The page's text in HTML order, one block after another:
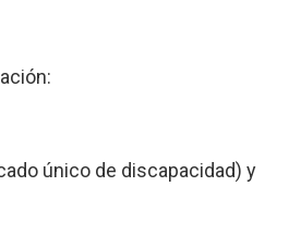
único de discapacidad) y